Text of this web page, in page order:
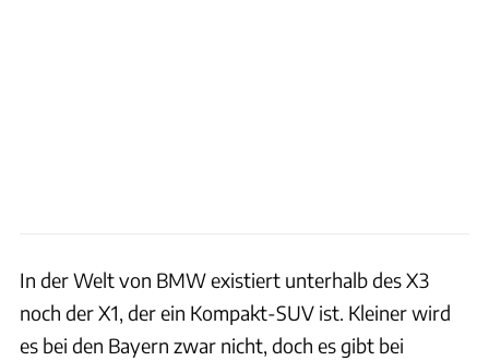
In der Welt von BMW existiert unterhalb des X3
noch der X1, der ein Kompakt-SUV ist. Kleiner wird
es bei den Bayern zwar nicht, doch es gibt bei